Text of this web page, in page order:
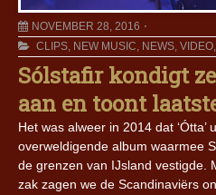
NOVEMBER 28, 2016
CLIPS, NEW MUSIC, NEWS, VIDEO,
Sólstafir kondigt
aan en toont
Het was alweer in 2014 dat ‘Ótta’
overweldigende album waarmee
de grenzen van IJsland vestigde.
zak zagen we de Scandinaviërs